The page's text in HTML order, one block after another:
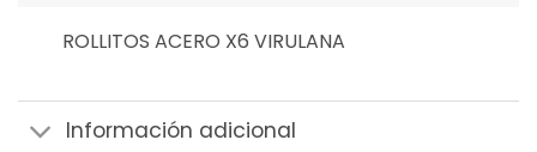
ROLLITOS ACERO X6 VIRULANA
Información adicional